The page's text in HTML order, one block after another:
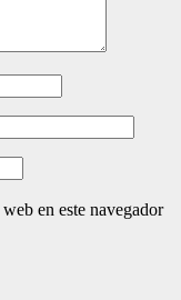
en este navegador